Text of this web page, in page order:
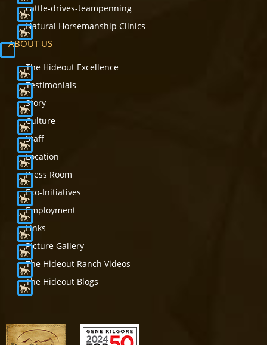
cattle-drives-teampenning
Natural Horsemanship Clinics
ABOUT US
The Hideout Excellence
Testimonials
Story
Culture
Staff
Location
Press Room
Eco-Initiatives
Employment
Links
Picture Gallery
The Hideout Ranch Videos
The Hideout Blogs